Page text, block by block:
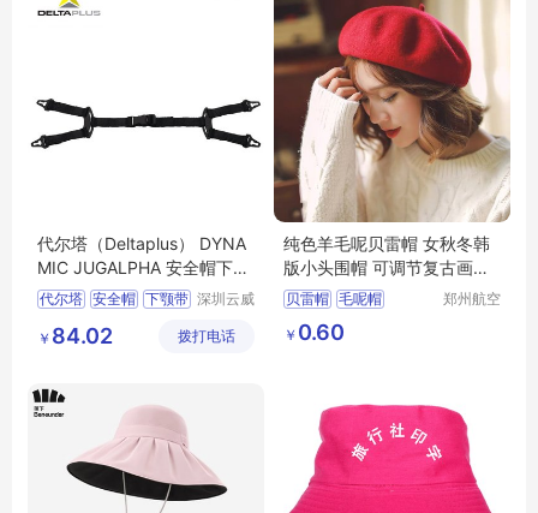
代尔塔（Deltaplus） DYNA
MIC JUGALPHA 安全帽下颚
带Y形 102015
代尔塔 安全帽 下颚带 深圳云威
有限公司
￥ 84.02 拨打电话
纯色羊毛呢贝雷帽 女秋冬韩
版小头围帽 可调节复古画家
帽 冬季帽子
贝雷帽 毛呢帽
冬季帽子
郑州航空
￥ 0.60